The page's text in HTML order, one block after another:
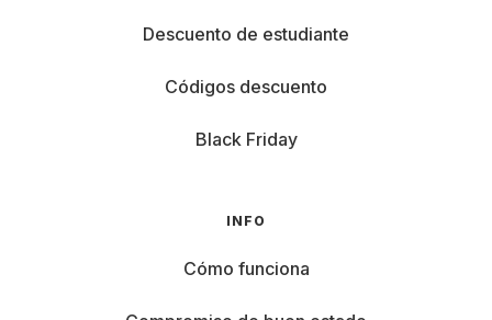
Descuento de estudiante
Códigos descuento
Black Friday
INFO
Cómo funciona